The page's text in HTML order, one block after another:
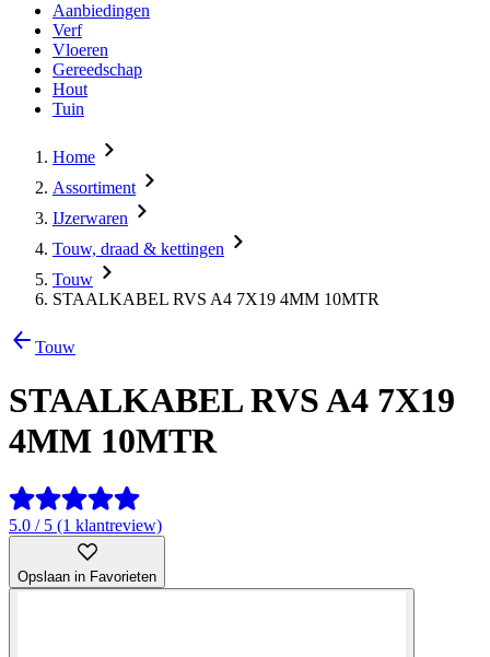
Aanbiedingen
Verf
Vloeren
Gereedschap
Hout
Tuin
Home
Assortiment
IJzerwaren
Touw, draad & kettingen
Touw
STAALKABEL RVS A4 7X19 4MM 10MTR
Touw
STAALKABEL RVS A4 7X19
4MM 10MTR
5.0 / 5 (1 klantreview)
Opslaan in Favorieten